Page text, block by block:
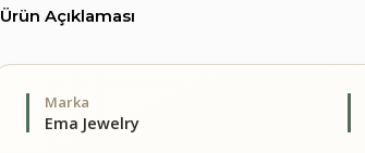
Ürün Açıklaması
Marka
Ema Jewelry